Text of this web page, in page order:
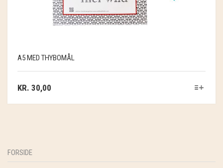
A5 MED THYBOMÅL
KR. 30,00
FORSIDE